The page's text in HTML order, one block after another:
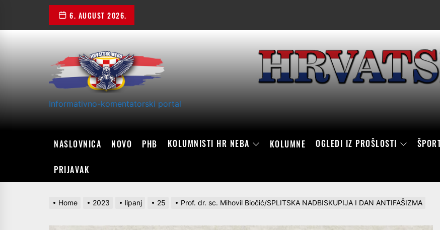
the
6. AUGUST 2026.
Informativno-komentatorski portal
NASLOVNICA NOVO PHB KOLUMNISTI HR NEBA KOLUMNE OGLEDI IZ PROŠLOSTI
PRIJAVAK
Home 2023 lipanj 25 Prof. dr. sc. Mihovil Biočić/SPLITSKA NADBISKUPIJA I DAN ANTIFAŠIZMA